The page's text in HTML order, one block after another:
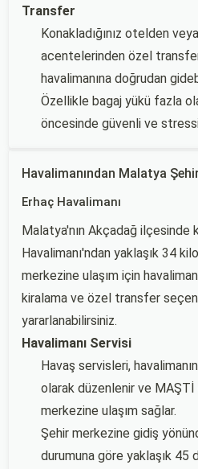
Transfer
Konakladığınız otelden
acentelerinden özel
havalimanına doğrudan
Özellikle bagaj yükü fazla
öncesinde güvenli ve
Havalimanından Malatya
Erhaç Havalimanı
Malatya'nın Akçadağ ilçesinde
Havalimanı'ndan yaklaşık 34
merkezine ulaşım için
kiralama ve özel transfer
yararlanabilirsiniz.
Havalimanı Servisi
Havaş servisleri,
olarak düzenlenir ve
merkezine ulaşım sağlar.
Şehir merkezine gidiş
durumuna göre yaklaşık 45